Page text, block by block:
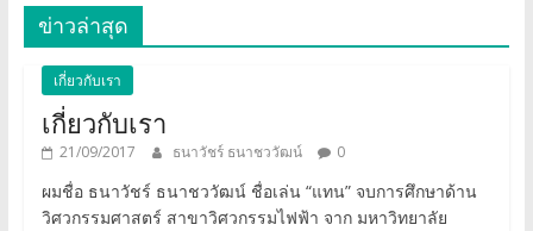
ข่าวล่าสุด
เกี่ยวกับเรา
เกี่ยวกับเรา
21/09/2017 ธนาวัชร์ ธนาชววัฒน์ 0
ผมชื่อ ธนาวัชร์ ธนาชววัฒน์ ชื่อเล่น “แทน” จบการศึกษาด้าน
วิศวกรรมศาสตร์ สาขาวิศวกรรมไฟฟ้า จาก มหาวิทยาลัย